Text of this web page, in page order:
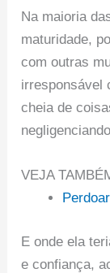
Na maioria
maturidade,
com outras
irresponsável
cheia de
VEJA
E onde ela
e confiança,